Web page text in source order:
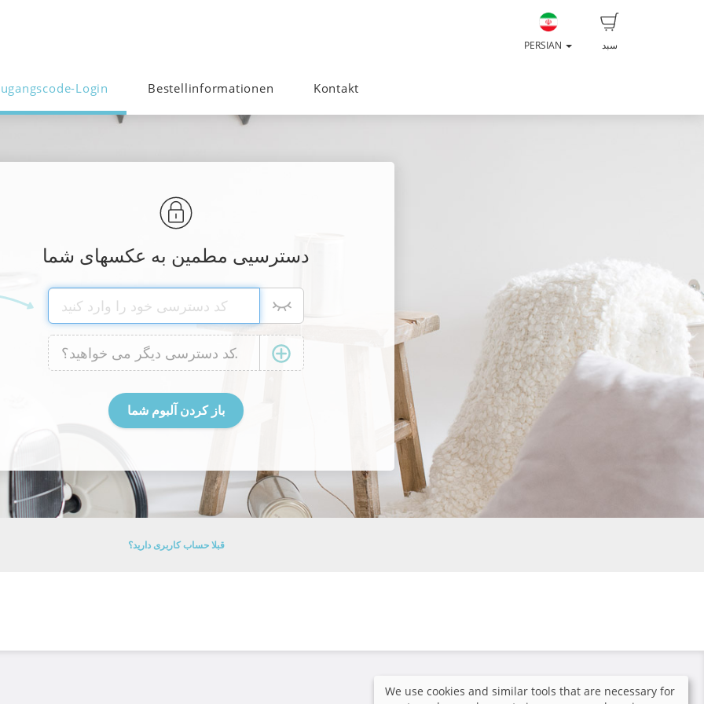
سبد PERSIAN
Login Bestellinformationen Kontakt
دسترسیی مطمین به عکسهای شما
قبلا حساب کاربری دارید؟
We use cookies and similar tools that are necessary for